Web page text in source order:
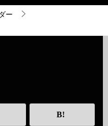
ー